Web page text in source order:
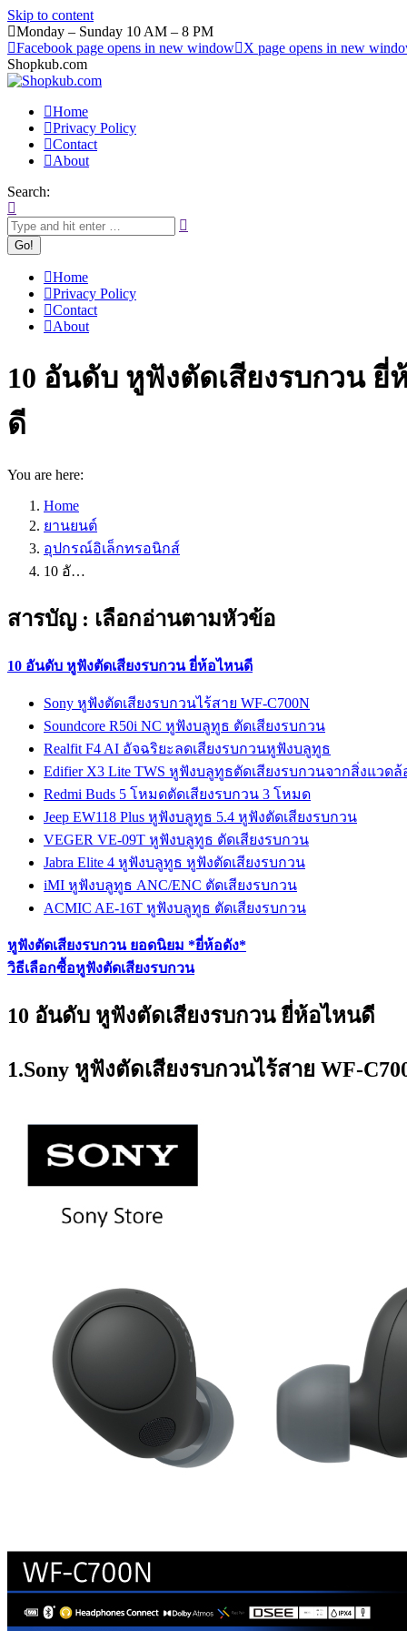
Skip to content
Monday – Sunday 10 AM – 8 PM
Facebook page opens in new window
X page opens in new
Shopkub.com
Home
Privacy Policy
Contact
About
Search:
Home
Privacy Policy
Contact
About
10 อันดับ หูฟังตัดเสียงรบกวน ยี่
ดี
You are here:
Home
ยานยนต์
อุปกรณ์อิเล็กทรอนิกส์
10 อั…
สารบัญ : เลือกอ่านตามหัวข้อ
10 อันดับ หูฟังตัดเสียงรบกวน ยี่ห้อไหนดี
Sony หูฟังตัดเสียงรบกวนไร้สาย WF-C700N
Soundcore R50i NC หูฟังบลูทูธ ตัดเสียงรบกวน
Realfit F4 AI อัจฉริยะลดเสียงรบกวนหูฟังบลูทูธ
Edifier X3 Lite TWS หูฟังบลูทูธตัดเสียงรบกวนจากสิ่งแวด
Redmi Buds 5 โหมดตัดเสียงรบกวน 3 โหมด
Jeep EW118 Plus หูฟังบลูทูธ 5.4 หูฟังตัดเสียงรบกวน
VEGER VE-09T หูฟังบลูทูธ ตัดเสียงรบกวน
Jabra Elite 4 หูฟังบลูทูธ หูฟังตัดเสียงรบกวน
iMI หูฟังบลูทูธ ​ANC/ENC ​ตัดเสียงรบกวน
ACMIC AE-16T หูฟังบลูทูธ ตัดเสียงรบกวน
หูฟังตัดเสียงรบกวน ยอดนิยม *ยี่ห้อดัง*
วิธีเลือกซื้อหูฟังตัดเสียงรบกวน
10 อันดับ หูฟังตัดเสียงรบกวน ยี่ห้อไหนดี
1.Sony หูฟังตัดเสียงรบกวนไร้สาย WF-